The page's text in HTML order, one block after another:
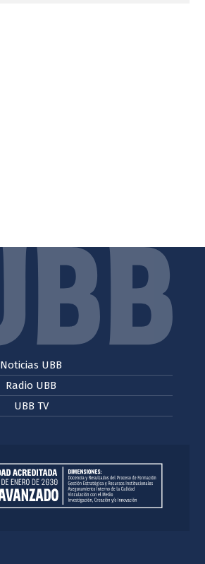
Noticias UBB
Radio UBB
UBB TV